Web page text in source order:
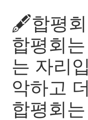
🖋️합평회
합평회
는 자리
악하고
합평회